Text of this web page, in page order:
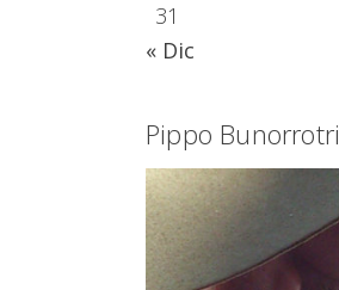
31
« Dic
Pippo Bunorrotri